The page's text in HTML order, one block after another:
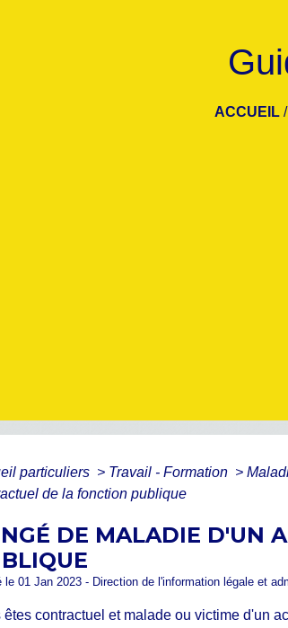
ACCUEIL /
particuliers > Travail - Formation >
de la fonction publique
DE MALADIE D'UN
le 01 Jan 2023 - Direction de l'information légale et
êtes contractuel et malade ou victime d'un